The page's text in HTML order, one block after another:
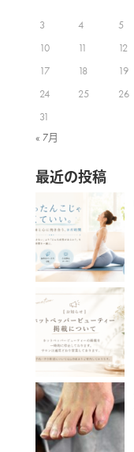
3
4 5
10
11 12
17
18 19
24
25 26
31
« 7月
最近の投稿